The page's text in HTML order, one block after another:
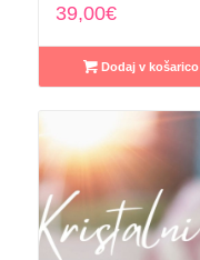
39,00€
Dodaj v košarico